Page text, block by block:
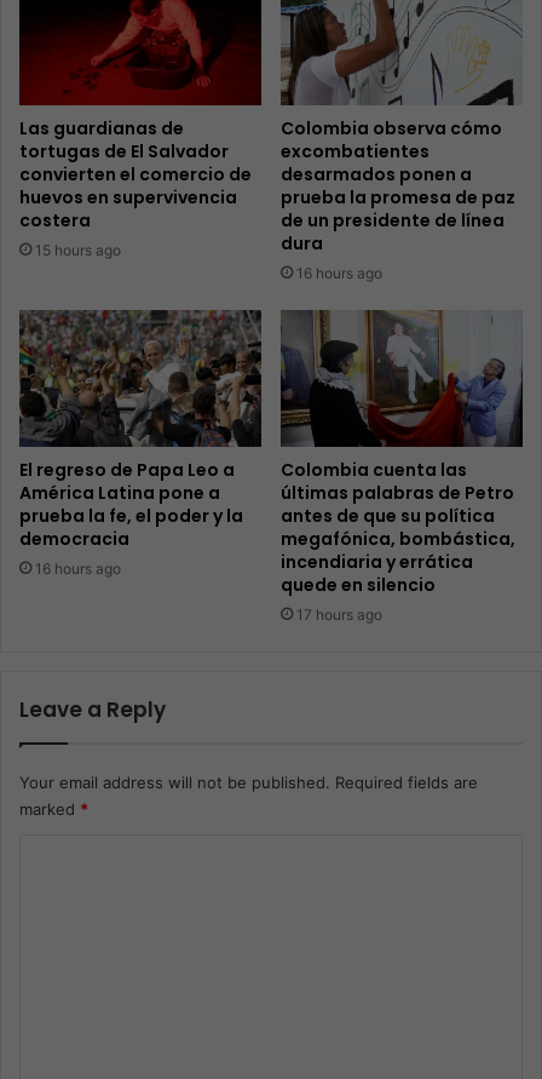
Las guardianas de
tortugas de El Salvador
convierten el comercio de
huevos en supervivencia
costera
15 hours ago
Colombia observa cómo
excombatientes
desarmados ponen a
prueba la promesa de paz
de un presidente de línea
dura
16 hours ago
El regreso de Papa Leo a
América Latina pone a
prueba la fe, el poder y la
democracia
16 hours ago
Colombia cuenta las
últimas palabras de Petro
antes de que su política
megafónica, bombástica,
incendiaria y errática
quede en silencio
17 hours ago
Leave a Reply
Your email address will not be published. Required fields are
marked *